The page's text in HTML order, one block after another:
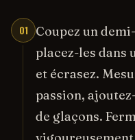
01
Coupez un
placez-les dans
et écrasez.
passion,
de glaçons.